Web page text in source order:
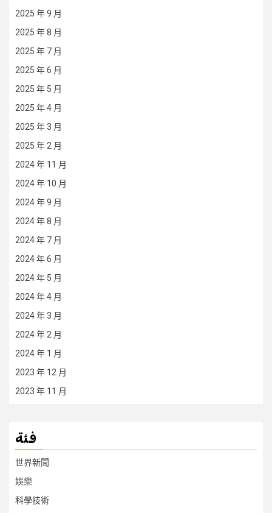
2025 年 9 月
2025 年 8 月
2025 年 7 月
2025 年 6 月
2025 年 5 月
2025 年 4 月
2025 年 3 月
2025 年 2 月
2024 年 11 月
2024 年 10 月
2024 年 9 月
2024 年 8 月
2024 年 7 月
2024 年 6 月
2024 年 5 月
2024 年 4 月
2024 年 3 月
2024 年 2 月
2024 年 1 月
2023 年 12 月
2023 年 11 月
فئة
世界新聞
娛樂
科學技術